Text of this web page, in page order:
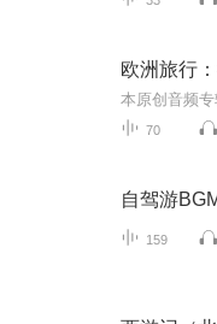
欧洲旅行
70
自驾游
159